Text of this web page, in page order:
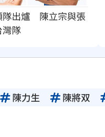
出爐　陳立宗與張
灣隊
陳力生 陳將双